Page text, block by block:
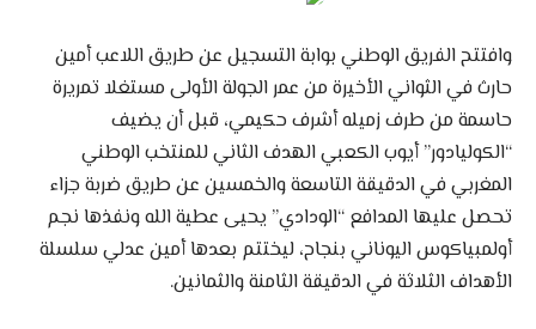
وافتتح الفريق الوطني بوابة التسجيل عن طريق اللاعب أمين
حارث في الثواني الأخيرة من عمر الجولة الأولى مستغلا تمريرة
حاسمة من طرف زميله أشرف حكيمي، قبل أن يضيف
“الكوليادور” أيوب الكعبي الهدف الثاني للمنتخب الوطني
المغربي في الدقيقة التاسعة والخمسين عن طريق ضربة جزاء
تحصل عليها المدافع “الودادي” يحيى عطية الله ونفذها نجم
أولمبياكوس اليوناني بنجاح، ليختتم بعدها أمين عدلي سلسلة
الأهداف الثلاثة في الدقيقة الثامنة والثمانين.